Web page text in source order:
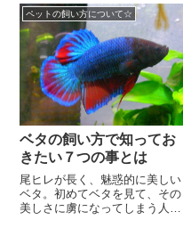
った事実も明らかにな...
ペットの飼い方について☆
ベタの飼い方で知ってお
きたい７つの事とは
尾ヒレが長く、魅惑的に美しい
ベタ。初めてベタを見て、その
美しさに虜になってしまう人も